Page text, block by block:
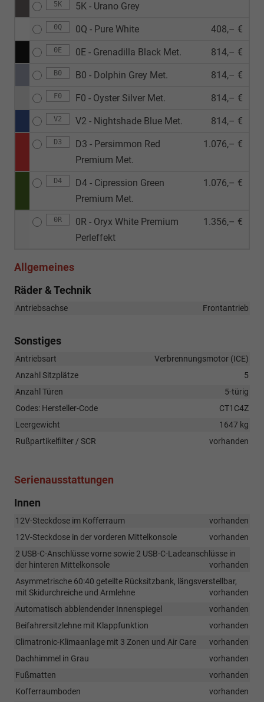
5K 5K - Urano Grey
0Q 0Q - Pure White 408,– €
0E 0E - Grenadilla Black Met. 814,– €
B0 B0 - Dolphin Grey Met. 814,– €
F0 F0 - Oyster Silver Met. 814,– €
V2 V2 - Nightshade Blue Met. 814,– €
D3
D3 - Persimmon Red
Premium Met.
1.076,– €
D4
D4 - Cipression Green
Premium Met.
1.076,– €
0R
0R - Oryx White Premium
Perleffekt
1.356,– €
Allgemeines
Räder & Technik
Antriebsachse Frontantrieb
Sonstiges
Antriebsart
Verbrennungsmotor (ICE)
Anzahl Sitzplätze
5
Anzahl Türen
5-türig
Codes: Hersteller-Code
CT1C4Z
Leergewicht
1647 kg
Rußpartikelfilter / SCR
vorhanden
Serienausstattungen
Innen
12V-Steckdose im Kofferraum
vorhanden
12V-Steckdose in der vorderen Mittelkonsole
vorhanden
2 USB-C-Anschlüsse vorne sowie 2 USB-C-Ladeanschlüsse in
der hinteren Mittelkonsole
vorhanden
Asymmetrische 60:40 geteilte Rücksitzbank, längsverstellbar,
mit Skidurchreiche und Armlehne
vorhanden
Automatisch abblendender Innenspiegel
vorhanden
Beifahrersitzlehne mit Klappfunktion
vorhanden
Climatronic-Klimaanlage mit 3 Zonen und Air Care
vorhanden
Dachhimmel in Grau
vorhanden
Fußmatten
vorhanden
Kofferraumboden
vorhanden